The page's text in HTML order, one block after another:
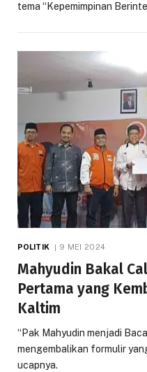
tema “Kepemimpinan
POLITIK 9 MEI 2024
Mahyudin Bakal
Pertama yang
Kaltim
“Pak Mahyudin menjadi
mengembalikan formulir
ucapnya.